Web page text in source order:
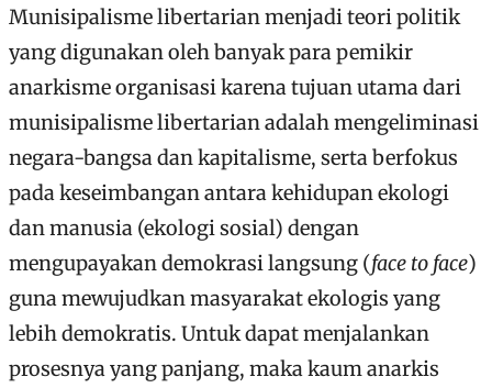
Munisipalisme libertarian menjadi teori politik
yang digunakan oleh banyak para pemikir
anarkisme organisasi karena tujuan utama dari
munisipalisme libertarian adalah mengeliminasi
negara-bangsa dan kapitalisme, serta berfokus
pada keseimbangan antara kehidupan ekologi
dan manusia (ekologi sosial) dengan
mengupayakan demokrasi langsung (face to face)
guna mewujudkan masyarakat ekologis yang
lebih demokratis. Untuk dapat menjalankan
prosesnya yang panjang, maka kaum anarkis